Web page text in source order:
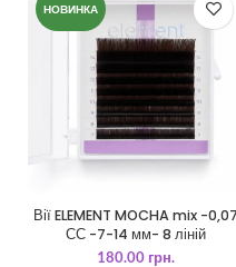
НОВИНКА
Вії ELEMENT MOCHA mix -0,07
СС -7-14 мм- 8 ліній
180.00 грн.